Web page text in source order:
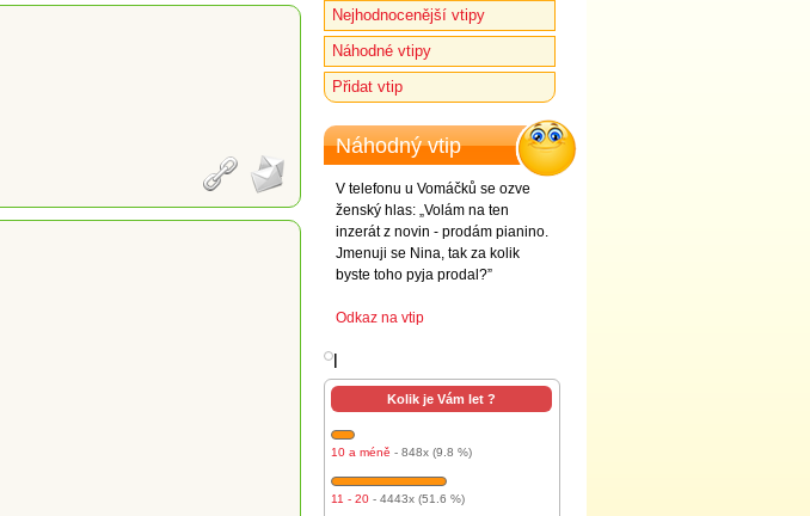
Nejhodnocenější vtipy
Náhodné vtipy
Přidat vtip
Náhodný vtip
V telefonu u Vomáčků se ozve
ženský hlas: „Volám na ten
inzerát z novin - prodám pianino.
Jmenuji se Nina, tak za kolik
byste toho pyja prodal?”
Odkaz na vtip
Kolik je Vám let ?
10 a méně - 848x (9.8 %)
11 - 20 - 4443x (51.6 %)